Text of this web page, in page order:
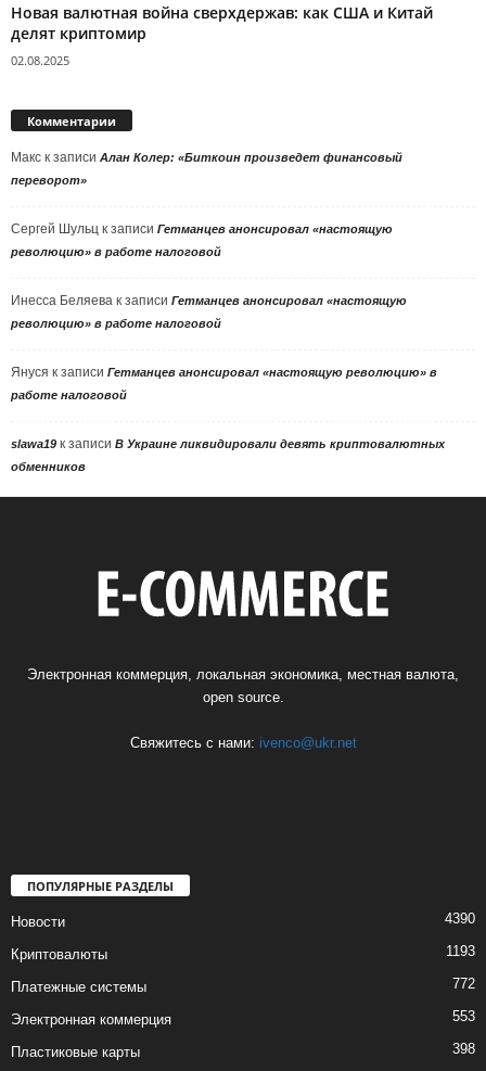
Новая валютная война сверхдержав: как США и Китай
делят криптомир
02.08.2025
Комментарии
Макс к записи Алан Колер: «Биткоин произведет финансовый
переворот»
Сергей Шульц к записи Гетманцев анонсировал «настоящую
революцию» в работе налоговой
Инесса Беляева к записи Гетманцев анонсировал «настоящую
революцию» в работе налоговой
Януся к записи Гетманцев анонсировал «настоящую революцию» в
работе налоговой
slawa19 к записи В Украине ликвидировали девять криптовалютных
обменников
Электронная коммерция, локальная экономика, местная валюта,
open source.
Свяжитесь с нами: ivenco@ukr.net
ПОПУЛЯРНЫЕ РАЗДЕЛЫ
Новости 4390
Криптовалюты 1193
Платежные системы 772
Электронная коммерция 553
Пластиковые карты 398